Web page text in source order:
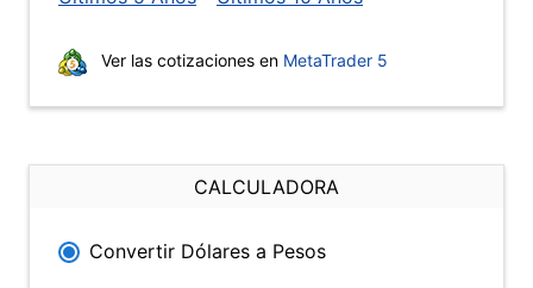
Ver las cotizaciones en MetaTrader 5
CALCULADORA
Convertir Dólares a Pesos